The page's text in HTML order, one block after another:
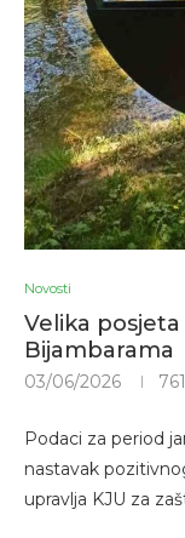
Novosti
Velika
Bijambarama
03/06/2026 761
Podaci za period
nastavak
upravlja KJU za